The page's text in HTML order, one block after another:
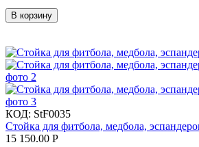
В корзину
КОД: StF0035
Стойка для фитбола, медбола,
15 150.00 Р